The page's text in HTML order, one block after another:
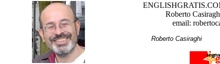
Roberto
email:
Roberto